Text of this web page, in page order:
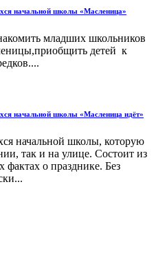
начальной школы «Масленица»
младших школьников
детей к
начальной школы «Масленица идёт»
начальной школы, которую
так и на улице. Состоит из
о празднике. Без